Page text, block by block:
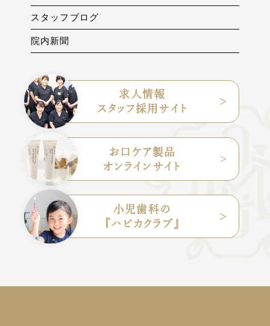
スタッフブログ
院内新聞
求人情報
スタッフ採用サイト
お口ケア製品
オンラインサイト
小児歯科の
『ハピカクラブ』